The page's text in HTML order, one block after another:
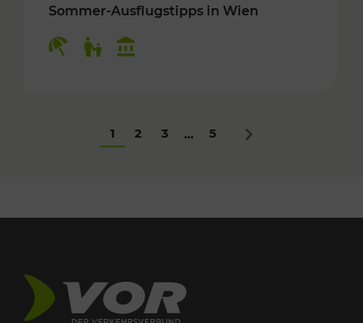
Sommer-Ausflugstipps in Wien
1 2 3 ... 5 Nächstes